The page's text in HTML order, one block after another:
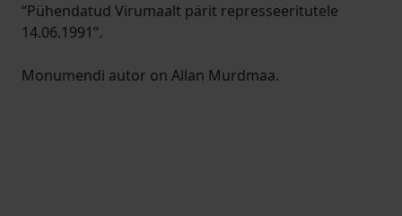
“Pühendatud Virumaalt pärit represseeritutele
14.06.1991”.
Monumendi autor on Allan Murdmaa.